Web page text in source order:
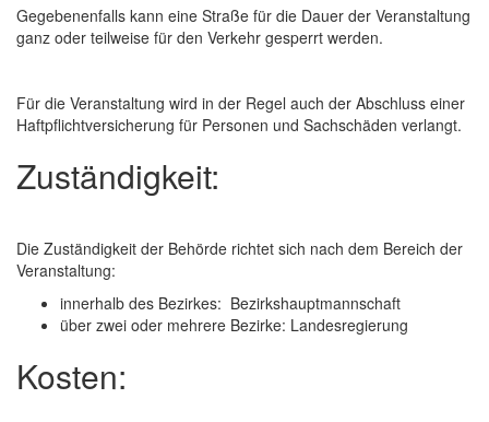
Gegebenenfalls kann eine Straße für die Dauer der Veranstaltung
ganz oder teilweise für den Verkehr gesperrt werden.
Für die Veranstaltung wird in der Regel auch der Abschluss einer
Haftpflichtversicherung für Personen und Sachschäden verlangt.
Zuständigkeit:
Die Zuständigkeit der Behörde richtet sich nach dem Bereich der
Veranstaltung:
innerhalb des Bezirkes: Bezirkshauptmannschaft
über zwei oder mehrere Bezirke: Landesregierung
Kosten: